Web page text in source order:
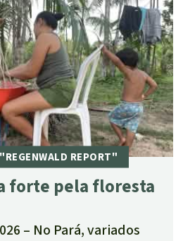
forte pela floresta
No Pará, variados